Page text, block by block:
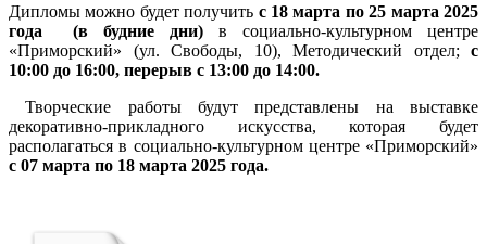
Дипломы можно будет получить с 18 марта по 25 марта 2025
года
(в будние дни) в социально-культурном центре
«Приморский» (ул. Свободы, 10), Методический отдел; с
10:00 до 16:00, перерыв с 13:00 до 14:00.
Творческие работы будут представлены на выставке
декоративно-прикладного искусства, которая будет
располагаться в социально-культурном центре «Приморский»
с 07 марта по 18 марта 2025 года.